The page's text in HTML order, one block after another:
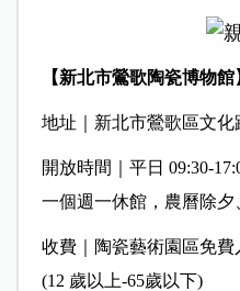
【新北市鶯歌陶瓷博物館
地址｜新北市鶯歌區文化
開放時間｜平日 09:30-
一個週一休館，農曆除夕
收費｜陶瓷藝術園區免費
(12 歲以上-65歲以下)